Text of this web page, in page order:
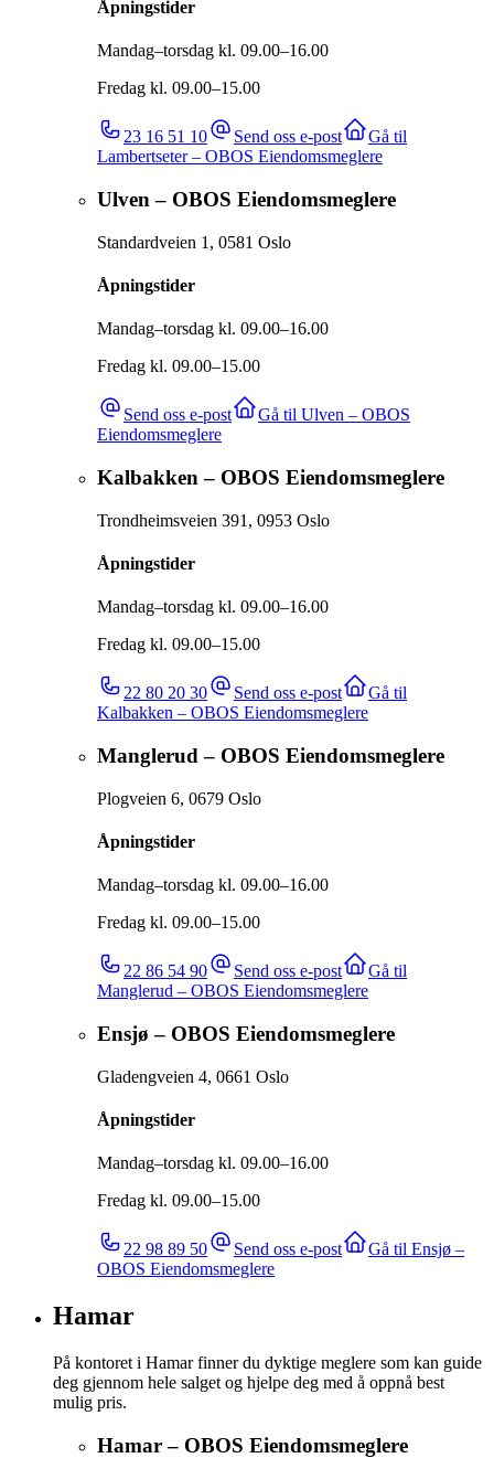
Åpningstider
Mandag–torsdag kl. 09.00–16.00
Fredag kl. 09.00–15.00
23 16 51 10 Send oss e-post
Gå til
Lambertseter – OBOS Eiendomsmeglere
Ulven – OBOS Eiendomsmeglere
Standardveien 1 , 0581 Oslo
Åpningstider
Mandag–torsdag kl. 09.00–16.00
Fredag kl. 09.00–15.00
Send oss e-post Gå til Ulven – OBOS
Eiendomsmeglere
Kalbakken – OBOS Eiendomsmeglere
Trondheimsveien 391 , 0953 Oslo
Åpningstider
Mandag–torsdag kl. 09.00–16.00
Fredag kl. 09.00–15.00
22 80 20 30 Send oss e-post
Gå til
Kalbakken – OBOS Eiendomsmeglere
Manglerud – OBOS Eiendomsmeglere
Plogveien 6, 0679 Oslo
Åpningstider
Mandag–torsdag kl. 09.00–16.00
Fredag kl. 09.00–15.00
22 86 54 90 Send oss e-post
Gå til
Manglerud – OBOS Eiendomsmeglere
Ensjø – OBOS Eiendomsmeglere
Gladengveien 4, 0661 Oslo
Åpningstider
Mandag–torsdag kl. 09.00–16.00
Fredag kl. 09.00–15.00
22 98 89 50 Send oss e-post Gå til Ensjø –
OBOS Eiendomsmeglere
Hamar
På kontoret i Hamar finner du dyktige meglere som kan guide
deg gjennom hele salget og hjelpe deg med å oppnå best
mulig pris.
Hamar – OBOS Eiendomsmeglere